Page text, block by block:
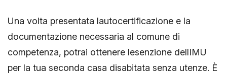
Una volta presentata lautocertificazione e la
documentazione necessaria al comune di
competenza, potrai ottenere lesenzione dellIMU
per la tua seconda casa disabitata senza utenze. È